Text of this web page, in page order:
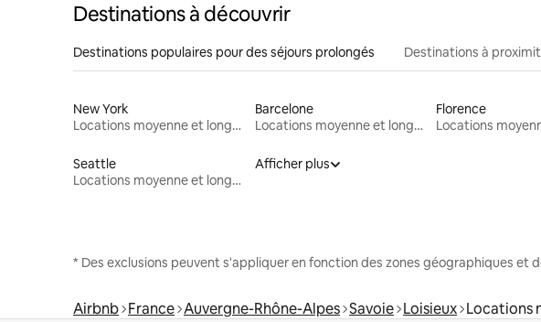
Destinations à découvrir
Destinations populaires pour des séjours prolongés Destinations à
New York
Locations moyenne et longue durée
Barcelone
Locations moyenne et longue durée
Florence
Seattle
Locations moyenne et longue durée
Afficher plus
* Des exclusions peuvent s'appliquer en fonction des zones géographiques et
Airbnb France Auvergne-Rhône-Alpes Savoie Loisieux Locations